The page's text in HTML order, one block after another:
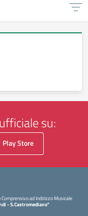
su:
Play Store
ad Indirizzo Musicale
- S.Castromediano"